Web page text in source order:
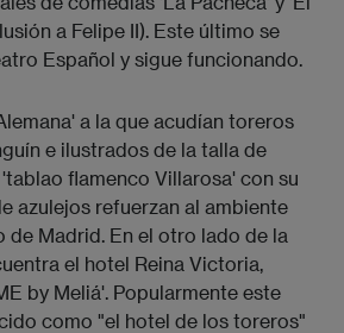
a Felipe II). Este último se
Español y sigue funcionando.
a la que acudían toreros
e ilustrados de la talla de
flamenco Villarosa' con su
azulejos refuerzan al ambiente
de Madrid. En el otro lado de la
el hotel Reina Victoria,
by Meliá'. Popularmente este
como "el hotel de los toreros"